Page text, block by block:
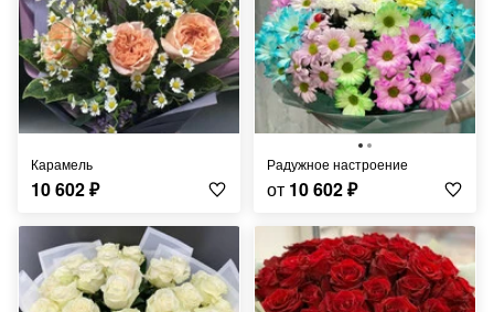
Карамель
10 602₽
Радужное настроение
от 10 602₽